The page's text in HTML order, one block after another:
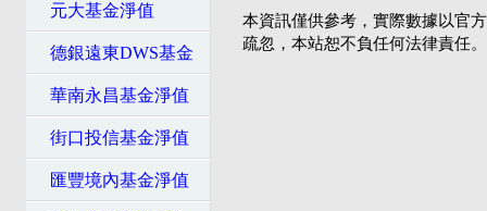
元大基金淨值
德銀遠東DWS基金
華南永昌基金淨值
街口投信基金淨值
匯豐境內基金淨值
本資訊僅供參考，實際數據以官
疏忽，本站恕不負任何法律責任。